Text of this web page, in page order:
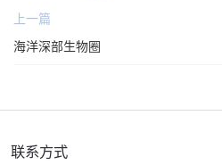
上一篇
海洋深部生物圈
联系方式